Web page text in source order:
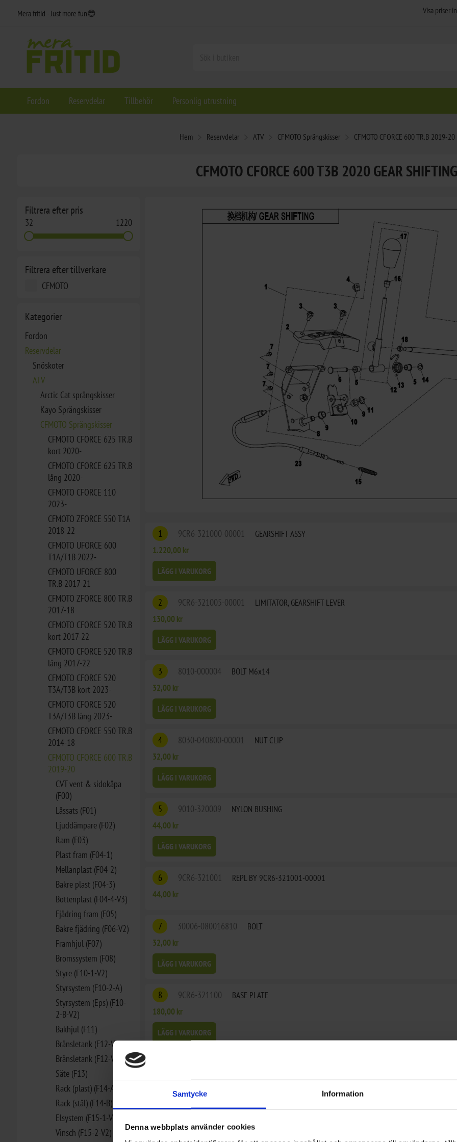
Samtycke Information
Denna webbplats använder cookies
Mera fritid - Just more fun😎
Fordon Reservdelar Tillbehör Personlig utrustning
Hem Reservdelar ATV CFMOTO Sprängskisser CFMOTO CFORCE 600 TR.B 2019-20
Filtrera efter pris
32 1220
Filtrera efter tillverkare
CFMOTO
Kategorier
Fordon
Reservdelar
Snöskoter
ATV
Arctic Cat sprängskisser
Kayo Sprängskisser
CFMOTO Sprängskisser
CFMOTO CFORCE 625 TR.B
kort 2020-
CFMOTO CFORCE 625 TR.B
lång 2020-
CFMOTO CFORCE 110
2023-
CFMOTO ZFORCE 550 T1A
2018-22
CFMOTO UFORCE 600
T1A/T1B 2022-
CFMOTO UFORCE 800
TR.B 2017-21
CFMOTO ZFORCE 800 TR.B
2017-18
CFMOTO CFORCE 520 TR.B
kort 2017-22
CFMOTO CFORCE 520 TR.B
lång 2017-22
CFMOTO CFORCE 520
T3A/T3B kort 2023-
CFMOTO CFORCE 520
T3A/T3B lång 2023-
CFMOTO CFORCE 550 TR.B
2014-18
CFMOTO CFORCE 600 TR.B
2019-20
CVT vent & sidokåpa
(F00)
Låssats (F01)
Ljuddämpare (F02)
Ram (F03)
Plast fram (F04-1)
Mellanplast (F04-2)
Bakre plast (F04-3)
Bottenplast (F04-4-V3)
Fjädring fram (F05)
Bakre fjädring (F06-V2)
Framhjul (F07)
Bromssystem (F08)
Styre (F10-1-V2)
Styrsystem (F10-2-A)
Styrsystem (Eps) (F10-
2-B-V2)
Bakhjul (F11)
Bränsletank (F12-V4)
Bränsletank (F12-V5)
Säte (F13)
Rack (plast) (F14-A)
Rack (stål) (F14-B)
Elsystem (F15-1-V3)
Vinsch (F15-2-V2)
CFMOTO CFORCE 600 T3B 2020 GEAR
1 9CR6-321000-00001
GEARSHIFT ASSY
1.220,00 kr
LÄGG I VARUKORG
2 9CR6-321005-00001
LIMITATOR, GEARSHIFT LEVER
130,00 kr
LÄGG I VARUKORG
3 8010-000004
BOLT M6x14
32,00 kr
LÄGG I VARUKORG
4 8030-040800-00001
NUT CLIP
32,00 kr
LÄGG I VARUKORG
5 9010-320009
NYLON BUSHING
44,00 kr
LÄGG I VARUKORG
6 9CR6-321001
REPL BY 9CR6-321001-00001
44,00 kr
7 30006-080016810
BOLT
32,00 kr
LÄGG I VARUKORG
8 9CR6-321100
BASE PLATE
180,00 kr
LÄGG I VARUKORG
32,00 kr
LÄGG I VARUKORG
10 9CR6-321200
GEARSHIFT ARM ASSY